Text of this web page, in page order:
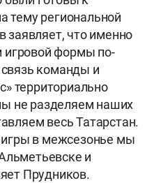
тему региональной
заявляет, что именно
игровой формы по-
команды и
территориально
не разделяем наших
весь Татарстан.
в межсезонье мы
и
Прудников.